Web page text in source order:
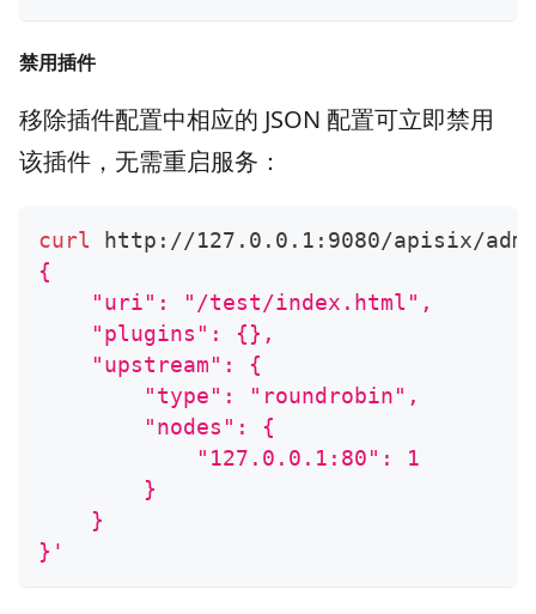
禁用插件
移除插件配置中相应的 JSON 配置可立即禁用
该插件，无需重启服务：
curl http://127.0.0.1:9080/apisix/
{
    "uri": "/test/index.html",
    "plugins": {},
    "upstream": {
        "type": "roundrobin",
        "nodes": {
            "127.0.0.1:80": 1
        }
    }
}'